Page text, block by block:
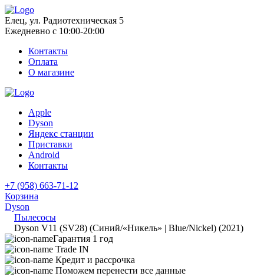
Елец, ул. Радиотехническая 5
Ежедневно с 10:00-20:00
Контакты
Оплата
О магазине
Apple
Dyson
Яндекс станции
Приставки
Android
Контакты
+7 (958) 663-71-12
Корзина
Dyson
Пылесосы
Dyson V11 (SV28) (Синий/«Никель» | Blue/Nickel) (2021)
Гарантия 1 год
Trade IN
Кредит и рассрочка
Поможем перенести все данные